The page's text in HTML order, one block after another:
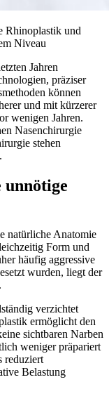
Rhinoplastik und
Niveau
Jahren
präziser
können
und mit kürzerer
wenigen Jahren.
Nasenchirurgie
stehen
unnötige
natürliche Anatomie
Form und
häufig aggressive
wurden, liegt der
verzichtet
ermöglicht den
sichtbaren Narben
weniger präpariert
reduziert
Belastung